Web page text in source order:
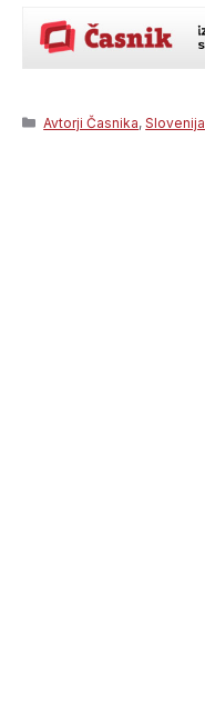
Categories
Avtorji Časnika,Slovenija